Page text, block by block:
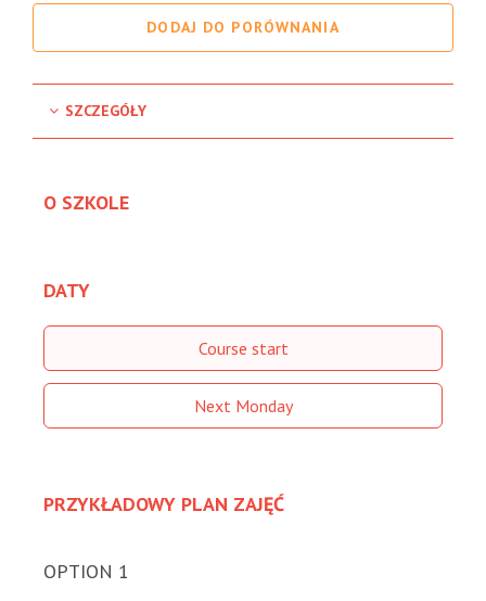
DODAJ DO PORÓWNANIA
SZCZEGÓŁY
O SZKOLE
DATY
Course start
Next Monday
PRZYKŁADOWY PLAN ZAJĘĆ
OPTION 1